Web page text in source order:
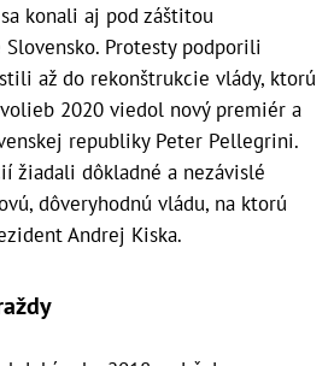
konali aj pod záštitou
Protesty podporili
až do rekonštrukcie vlády, ktorú
2020 viedol nový premiér a
republiky Peter Pellegrini.
žiadali dôkladné a nezávislé
dôveryhodnú vládu, na ktorú
Andrej Kiska.